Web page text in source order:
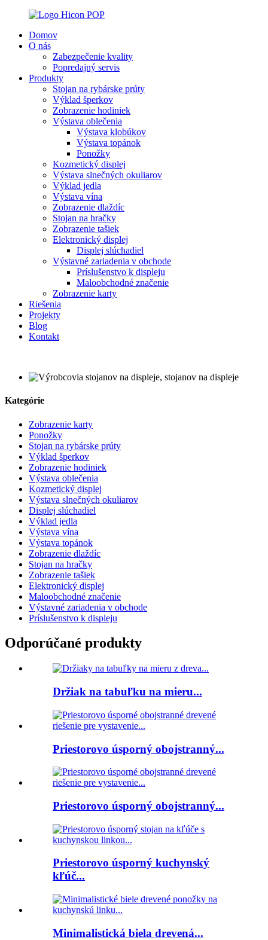
Domov
O nás
Zabezpečenie kvality
Popredajný servis
Produkty
Stojan na rybárske prúty
Výklad šperkov
Zobrazenie hodiniek
Výstava oblečenia
Výstava klobúkov
Výstava topánok
Ponožky
Kozmetický displej
Výstava slnečných okuliarov
Výklad jedla
Výstava vína
Zobrazenie dlaždíc
Stojan na hračky
Zobrazenie tašiek
Elektronický displej
Displej slúchadiel
Výstavné zariadenia v obchode
Príslušenstvo k displeju
Maloobchodné značenie
Zobrazenie karty
Riešenia
Projekty
Blog
Kontakt
Kategórie
Zobrazenie karty
Ponožky
Stojan na rybárske prúty
Výklad šperkov
Zobrazenie hodiniek
Výstava oblečenia
Kozmetický displej
Výstava slnečných okuliarov
Displej slúchadiel
Výklad jedla
Výstava vína
Výstava topánok
Zobrazenie dlaždíc
Stojan na hračky
Zobrazenie tašiek
Elektronický displej
Maloobchodné značenie
Výstavné zariadenia v obchode
Príslušenstvo k displeju
Odporúčané produkty
Držiak na tabuľku na mieru...
Priestorovo úsporný obojstranný...
Priestorovo úsporný obojstranný...
Priestorovo úsporný kuchynský
kľúč...
Minimalistická biela drevená...